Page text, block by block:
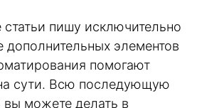
пишу исключительно
дополнительных элементов
помогают
сути. Всю последующую
вы можете делать в